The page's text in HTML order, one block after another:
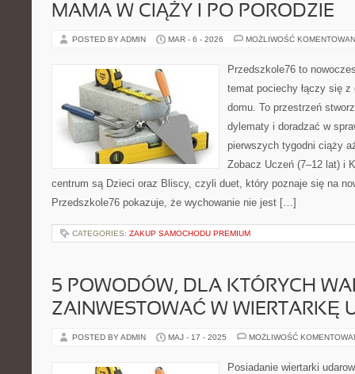
MAMA W CIĄŻY I PO PORODZIE
POSTED BY ADMIN MAR - 6 - 2026 MOŻLIWOŚĆ
Przedszkole76 to
temat pociechy łączy się
domu. To przestrzeń
dylematy i doradzać w
pierwszych tygodni ciąży
Zobacz Uczeń (7–12 lat) i
centrum są Dzieci oraz Bliscy, czyli duet, który poznaje się na
Przedszkole76 pokazuje, że wychowanie nie jest […]
CATEGORIES: ZAKUP SAMOCHODU PREMIUM
5 POWODÓW, DLA KTÓRYCH
ZAINWESTOWAĆ W WIERTARKĘ
POSTED BY ADMIN MAJ - 17 - 2025 MOŻLIWOŚĆ
Posiadanie wiertarki